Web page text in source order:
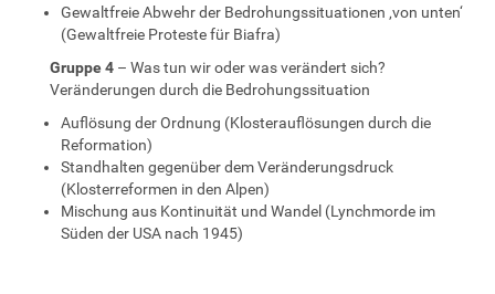
Gewaltfreie Abwehr der Bedrohungssituationen ‚von unten‘
(Gewaltfreie Proteste für Biafra)
Gruppe 4 – Was tun wir oder was verändert sich?
Veränderungen durch die Bedrohungssituation
Auflösung der Ordnung (Klosterauflösungen durch die
Reformation)
Standhalten gegenüber dem Veränderungsdruck
(Klosterreformen in den Alpen)
Mischung aus Kontinuität und Wandel (Lynchmorde im
Süden der USA nach 1945)